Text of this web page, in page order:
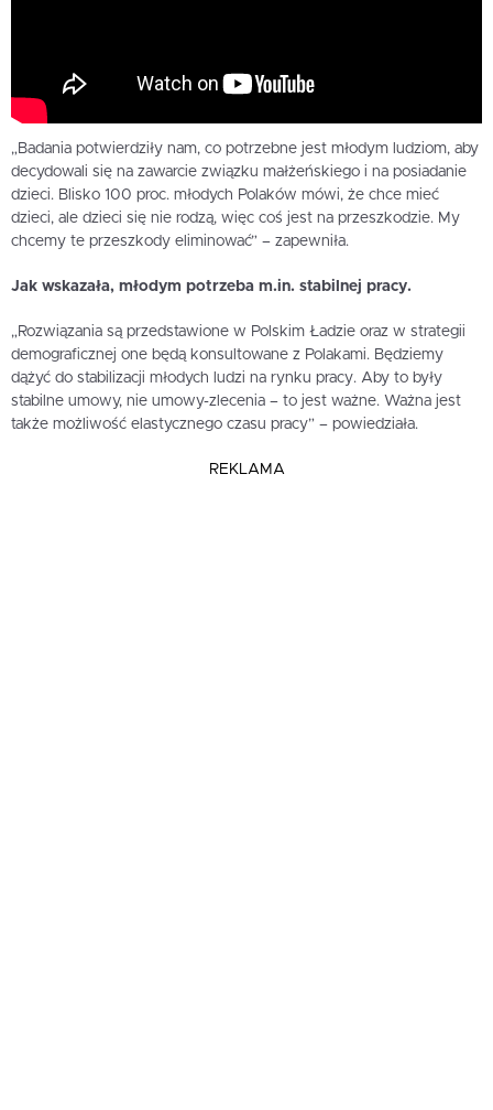
„Badania potwierdziły nam, co potrzebne jest młodym ludziom, aby
decydowali się na zawarcie związku małżeńskiego i na posiadanie
dzieci. Blisko 100 proc. młodych Polaków mówi, że chce mieć
dzieci, ale dzieci się nie rodzą, więc coś jest na przeszkodzie. My
chcemy te przeszkody eliminować” – zapewniła.
Jak wskazała, młodym potrzeba m.in. stabilnej pracy.
„Rozwiązania są przedstawione w Polskim Ładzie oraz w strategii
demograficznej one będą konsultowane z Polakami. Będziemy
dążyć do stabilizacji młodych ludzi na rynku pracy. Aby to były
stabilne umowy, nie umowy-zlecenia – to jest ważne. Ważna jest
także możliwość elastycznego czasu pracy” – powiedziała.
REKLAMA